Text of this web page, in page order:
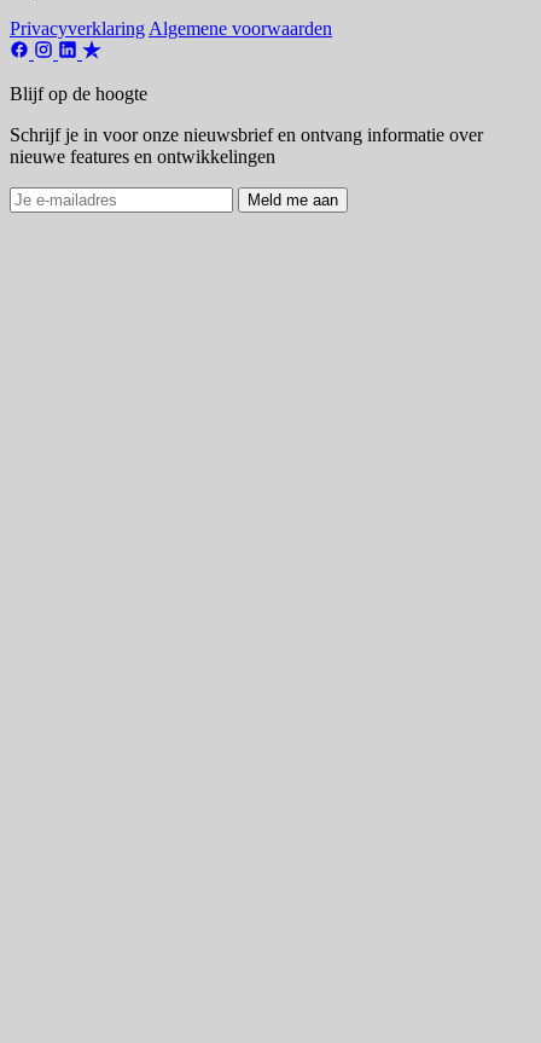
Privacyverklaring Algemene voorwaarden
Blijf op de hoogte
Schrijf je in voor onze nieuwsbrief en ontvang informatie over
nieuwe features en ontwikkelingen
Meld me aan